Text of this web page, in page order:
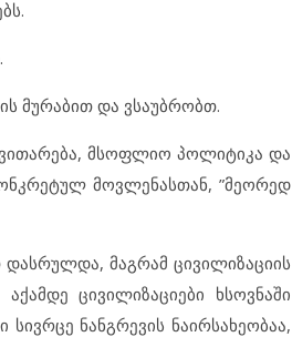
მურაბით და ვსაუბრობთ.
ვითარება, მსოფლიო პოლიტიკა და
მოვლენასთან, ”მეორედ
მაგრამ ცივილიზაციის
ცივილიზაციები ხსოვნაში
ნანგრევის ნაირსახეობაა,